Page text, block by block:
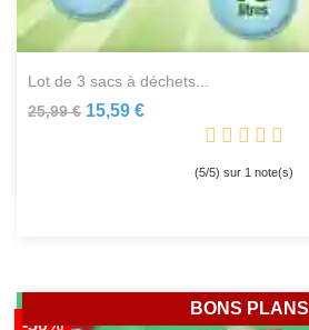
lot de 3 sacs à déchets...
25,99 € 15,59 €
(5/5) sur 1note(s)
-50%
BONS PLANS